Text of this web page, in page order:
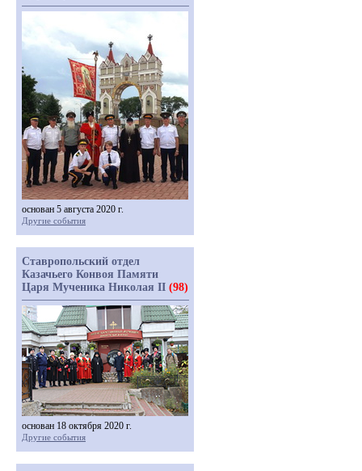
основан 5 августа 2020 г.
Другие события
Ставропольский отдел
Казачьего Конвоя Памяти
Царя Мученика Николая II (98)
основан 18 октября 2020 г.
Другие события